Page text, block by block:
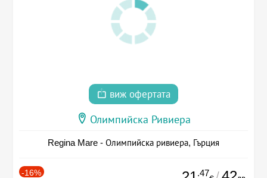
виж офертата
Олимпийска Ривиера
Regina Mare - Олимпийска ривиера, Гърция
-16% .47 /